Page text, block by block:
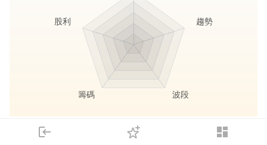
login dashboard
下單
長線價值 存股收息
趨勢
波段
籌碼
股利